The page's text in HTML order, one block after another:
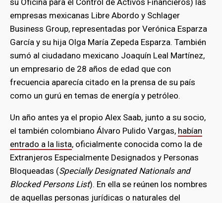
empresas mexicanas Libre Abordo y Schlager
Business Group, representadas por Verónica Esparza
García y su hija Olga María Zepeda Esparza. También
sumó al ciudadano mexicano Joaquín Leal Martínez,
un empresario de 28 años de edad que con
frecuencia aparecía citado en la prensa de su país
como un gurú en temas de energía y petróleo.
Un año antes ya el propio Alex Saab, junto a su socio,
el también colombiano Álvaro Pulido Vargas, habían
entrado a la lista, oficialmente conocida como la de
Extranjeros Especialmente Designados y Personas
Bloqueadas (Specially Designated Nationals and
Blocked Persons List). En ella se reúnen los nombres
de aquellas personas jurídicas o naturales del